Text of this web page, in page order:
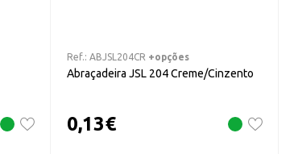
Ref.: ABJSL204CR +opções
Abraçadeira JSL 204 Creme/Cinzento
0,13€